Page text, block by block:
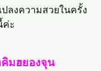
ลงความสวยในครั้ง
ค่ะ
มฮยองจุน